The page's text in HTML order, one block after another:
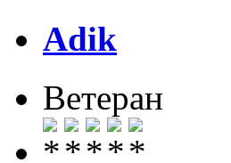
Adik
Ветеран